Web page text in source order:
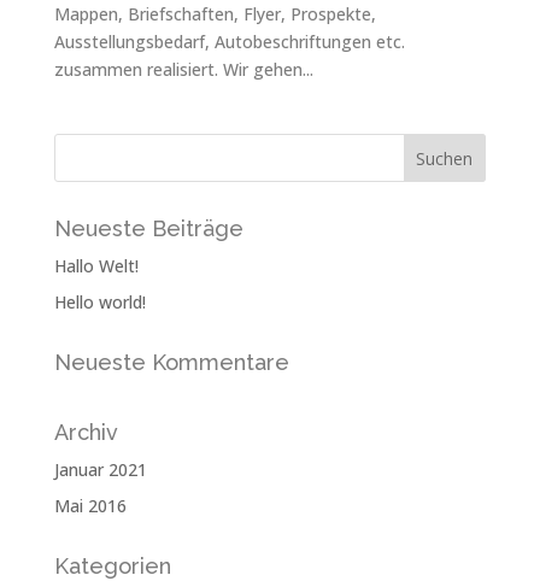
Mappen, Briefschaften, Flyer, Prospekte,
Ausstellungsbedarf, Autobeschriftungen etc.
zusammen realisiert. Wir gehen...
Neueste Beiträge
Hallo Welt!
Hello world!
Neueste Kommentare
Archiv
Januar 2021
Mai 2016
Kategorien